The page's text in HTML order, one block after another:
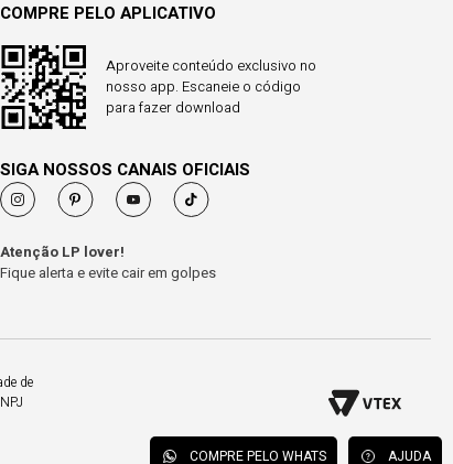
COMPRE PELO WHATS AJUDA
COMPRE PELO APLICATIVO
Aproveite conteúdo exclusivo no
nosso app. Escaneie o código
para fazer download
SIGA NOSSOS CANAIS OFICIAIS
Atenção LP lover!
Fique alerta e evite cair em golpes
de